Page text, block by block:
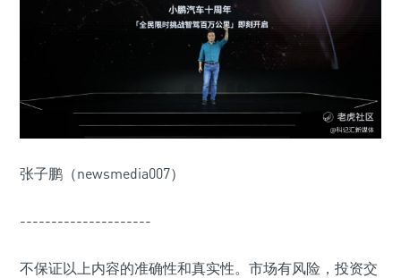
张子鹏（newsmedia007）
---------------------
不保证以上内容的准确性和真实性。市场有风险，投资交